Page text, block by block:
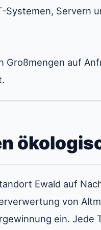
Systemen, Servern
auf
Ewald auf
von
ein. Jede